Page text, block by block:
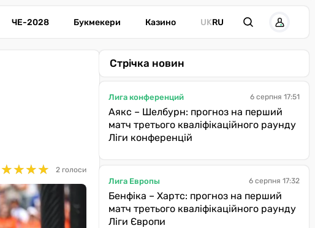
ЧЕ-2028 Букмекери Казино UKRU
★★★★
★★★★ 2 голоси
Стрічка новин
Лига конференций 6 серпня 17:51
Аякс – Шелбурн: прогноз на перший
матч третього кваліфікаційного раунду
Ліги конференцій
Лига Европы 6 серпня 17:32
Бенфіка – Хартс: прогноз на перший
матч третього кваліфікаційного раунду
Ліги Європи